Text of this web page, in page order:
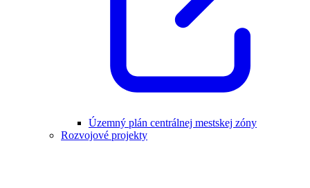
Územný plán centrálnej mestskej zóny
Rozvojové projekty